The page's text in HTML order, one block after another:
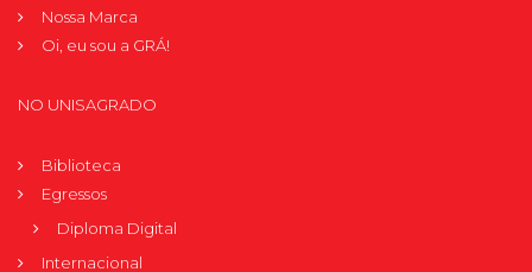
Nossa Marca
Oi, eu sou a GRÁ!
NO UNISAGRADO
Biblioteca
Egressos
Diploma Digital
Internacional